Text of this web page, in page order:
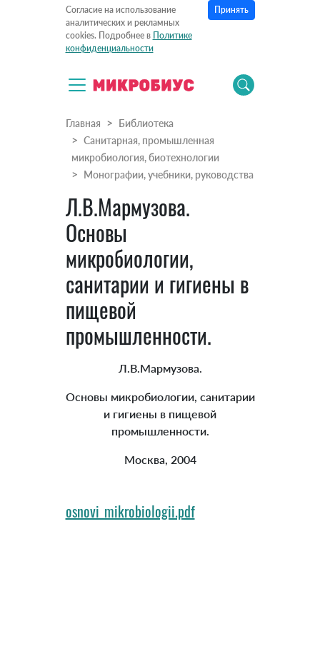
Согласие на использование
аналитических и рекламных
cookies. Подробнее в Политике
конфиденциальности
Принять
Главная
Библиотека
Санитарная, промышленная
микробиология, биотехнологии
Монографии, учебники, руководства
Л.В.Мармузова.
Основы
микробиологии,
санитарии и гигиены в
пищевой
промышленности.
Л.В.Мармузова.
Основы микробиологии, санитарии
и гигиены в пищевой
промышленности.
Москва, 2004
osnovi_mikrobiologii.pdf